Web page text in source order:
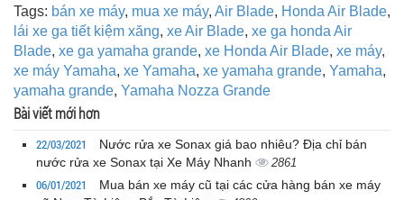
Tags: bán xe máy, mua xe máy, Air Blade, Honda Air Blade,
lái xe ga tiết kiệm xăng, xe Air Blade, xe ga honda Air
Blade, xe ga yamaha grande, xe Honda Air Blade, xe máy,
xe máy Yamaha, xe Yamaha, xe yamaha grande, Yamaha,
yamaha grande, Yamaha Nozza Grande
Bài viết mới hơn
22/03/2021
Nước rửa xe Sonax giá bao nhiêu? Địa chỉ bán
nước rửa xe Sonax tại Xe Máy Nhanh
2861
06/01/2021
Mua bán xe máy cũ tại các cửa hàng bán xe máy